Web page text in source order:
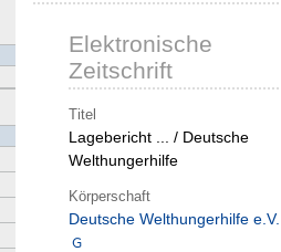
Elektronische
Zeitschrift
Titel
Lagebericht ... / Deutsche
Welthungerhilfe
Körperschaft
Deutsche Welthungerhilfe e.V.